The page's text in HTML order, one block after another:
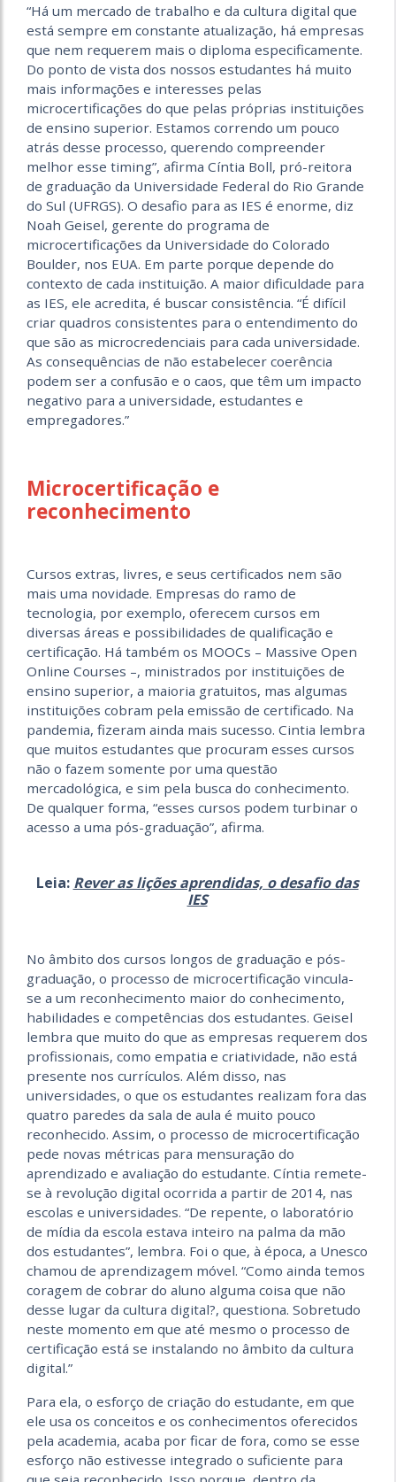
“Há um mercado de trabalho e da cultura digital que
está sempre em constante atualização, há empresas
que nem requerem mais o diploma especificamente.
Do ponto de vista dos nossos estudantes há muito
mais informações e interesses pelas
microcertificações do que pelas próprias instituições
de ensino superior. Estamos correndo um pouco
atrás desse processo, querendo compreender
melhor esse timing”, afirma Cíntia Boll, pró-reitora
de graduação da Universidade Federal do Rio Grande
do Sul (UFRGS). O desafio para as IES é enorme, diz
Noah Geisel, gerente do programa de
microcertificações da Universidade do Colorado
Boulder, nos EUA. Em parte porque depende do
contexto de cada instituição. A maior dificuldade para
as IES, ele acredita, é buscar consistência. “É difícil
criar quadros consistentes para o entendimento do
que são as microcredenciais para cada universidade.
As consequências de não estabelecer coerência
podem ser a confusão e o caos, que têm um impacto
negativo para a universidade, estudantes e
empregadores.”
Microcertificação e
reconhecimento
Cursos extras, livres, e seus certificados nem são
mais uma novidade. Empresas do ramo de
tecnologia, por exemplo, oferecem cursos em
diversas áreas e possibilidades de qualificação e
certificação. Há também os MOOCs – Massive Open
Online Courses –, ministrados por instituições de
ensino superior, a maioria gratuitos, mas algumas
instituições cobram pela emissão de certificado. Na
pandemia, fizeram ainda mais sucesso. Cintia lembra
que muitos estudantes que procuram esses cursos
não o fazem somente por uma questão
mercadológica, e sim pela busca do conhecimento.
De qualquer forma, “esses cursos podem turbinar o
acesso a uma pós-graduação”, afirma.
Leia: Rever as lições aprendidas, o desafio das
IES
No âmbito dos cursos longos de graduação e pós-
graduação, o processo de microcertificação vincula-
se a um reconhecimento maior do conhecimento,
habilidades e competências dos estudantes. Geisel
lembra que muito do que as empresas requerem dos
profissionais, como empatia e criatividade, não está
presente nos currículos. Além disso, nas
universidades, o que os estudantes realizam fora das
quatro paredes da sala de aula é muito pouco
reconhecido. Assim, o processo de microcertificação
pede novas métricas para mensuração do
aprendizado e avaliação do estudante. Cíntia remete-
se à revolução digital ocorrida a partir de 2014, nas
escolas e universidades. “De repente, o laboratório
de mídia da escola estava inteiro na palma da mão
dos estudantes”, lembra. Foi o que, à época, a Unesco
chamou de aprendizagem móvel. “Como ainda temos
coragem de cobrar do aluno alguma coisa que não
desse lugar da cultura digital?, questiona. Sobretudo
neste momento em que até mesmo o processo de
certificação está se instalando no âmbito da cultura
digital.”
Para ela, o esforço de criação do estudante, em que
ele usa os conceitos e os conhecimentos oferecidos
pela academia, acaba por ficar de fora, como se esse
esforço não estivesse integrado o suficiente para